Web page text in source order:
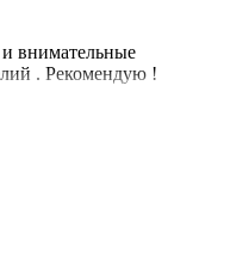
внимательные
. Рекомендую !